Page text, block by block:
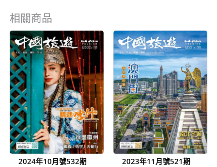
相關商品
2024年10月號532期
始
價
格：
NT$170。
目
前
價
格：
NT$150。
2023年11月號521期
原
始
價
格：
NT$170。
目
前
價
格：
NT$120。